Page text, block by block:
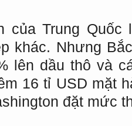
của Trung
khác. Nhưng
lên dầu thô và
16 tỉ USD mặt
đặt mức